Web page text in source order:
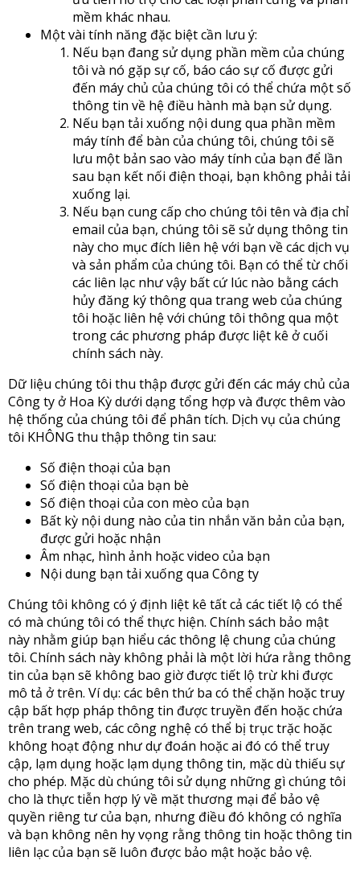
mềm khác nhau.
Một vài tính năng đặc biệt cần lưu ý:
Nếu bạn đang sử dụng phần mềm của chúng
tôi và nó gặp sự cố, báo cáo sự cố được gửi
đến máy chủ của chúng tôi có thể chứa một số
thông tin về hệ điều hành mà bạn sử dụng.
Nếu bạn tải xuống nội dung qua phần mềm
máy tính để bàn của chúng tôi, chúng tôi sẽ
lưu một bản sao vào máy tính của bạn để lần
sau bạn kết nối điện thoại, bạn không phải tải
xuống lại.
Nếu bạn cung cấp cho chúng tôi tên và địa chỉ
email của bạn, chúng tôi sẽ sử dụng thông tin
này cho mục đích liên hệ với bạn về các dịch vụ
và sản phẩm của chúng tôi. Bạn có thể từ chối
các liên lạc như vậy bất cứ lúc nào bằng cách
hủy đăng ký thông qua trang web của chúng
tôi hoặc liên hệ với chúng tôi thông qua một
trong các phương pháp được liệt kê ở cuối
chính sách này.
Dữ liệu chúng tôi thu thập được gửi đến các máy chủ của
Công ty ở Hoa Kỳ dưới dạng tổng hợp và được thêm vào
hệ thống của chúng tôi để phân tích. Dịch vụ của chúng
tôi KHÔNG thu thập thông tin sau:
Số điện thoại của bạn
Số điện thoại của bạn bè
Số điện thoại của con mèo của bạn
Bất kỳ nội dung nào của tin nhắn văn bản của bạn,
được gửi hoặc nhận
Âm nhạc, hình ảnh hoặc video của bạn
Nội dung bạn tải xuống qua Công ty
Chúng tôi không có ý định liệt kê tất cả các tiết lộ có thể
có mà chúng tôi có thể thực hiện. Chính sách bảo mật
này nhằm giúp bạn hiểu các thông lệ chung của chúng
tôi. Chính sách này không phải là một lời hứa rằng thông
tin của bạn sẽ không bao giờ được tiết lộ trừ khi được
mô tả ở trên. Ví dụ: các bên thứ ba có thể chặn hoặc truy
cập bất hợp pháp thông tin được truyền đến hoặc chứa
trên trang web, các công nghệ có thể bị trục trặc hoặc
không hoạt động như dự đoán hoặc ai đó có thể truy
cập, lạm dụng hoặc lạm dụng thông tin, mặc dù thiếu sự
cho phép. Mặc dù chúng tôi sử dụng những gì chúng tôi
cho là thực tiễn hợp lý về mặt thương mại để bảo vệ
quyền riêng tư của bạn, nhưng điều đó không có nghĩa
và bạn không nên hy vọng rằng thông tin hoặc thông tin
liên lạc của bạn sẽ luôn được bảo mật hoặc bảo vệ.